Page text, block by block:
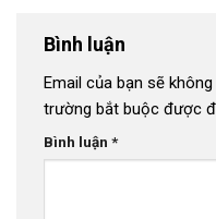
Bình luận
Email của bạn sẽ
trường bắt buộc được
Bình luận *